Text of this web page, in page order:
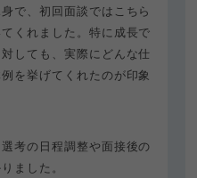
で、初回面談ではこちら
くれました。特に成長で
しても、実際にどんな仕
を挙げてくれたのが印象
考の日程調整や面接後の
ました。